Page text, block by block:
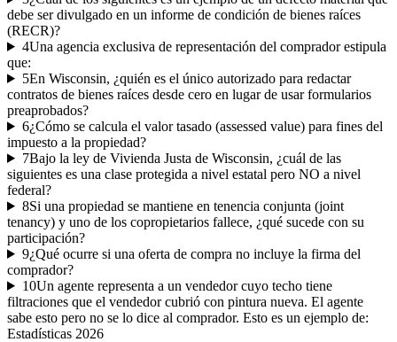
debe ser divulgado en un informe de condición de bienes raíces
(RECR)?
4Una agencia exclusiva de representación del comprador estipula
que:
5En Wisconsin, ¿quién es el único autorizado para redactar
contratos de bienes raíces desde cero en lugar de usar formularios
preaprobados?
6¿Cómo se calcula el valor tasado (assessed value) para fines del
impuesto a la propiedad?
7Bajo la ley de Vivienda Justa de Wisconsin, ¿cuál de las
siguientes es una clase protegida a nivel estatal pero NO a nivel
federal?
8Si una propiedad se mantiene en tenencia conjunta (joint
tenancy) y uno de los copropietarios fallece, ¿qué sucede con su
participación?
9¿Qué ocurre si una oferta de compra no incluye la firma del
comprador?
10Un agente representa a un vendedor cuyo techo tiene
filtraciones que el vendedor cubrió con pintura nueva. El agente
sabe esto pero no se lo dice al comprador. Esto es un ejemplo de:
Estadísticas 2026